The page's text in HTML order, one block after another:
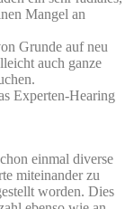
Mangel an
Grunde auf neu
auch ganze
Experten-Hearing
einmal diverse
miteinander zu
worden. Dies